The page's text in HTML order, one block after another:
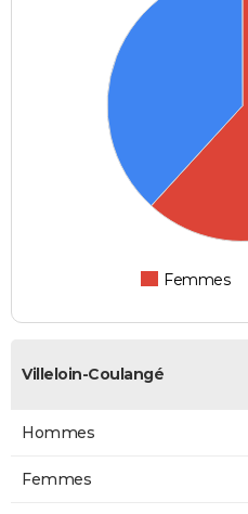
Femmes
Villeloin-Coulangé
Hommes
Femmes